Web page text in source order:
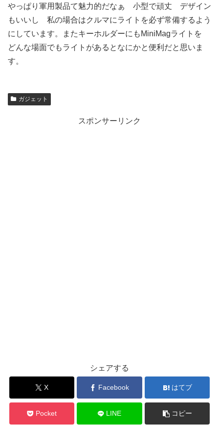
やっぱり軍用製品て魅力的だなぁ 小型で頑丈 デザイン
もいいし 私の場合はクルマにライトを必ず常備するよう
にしています。またキーホルダーにもMiniMagライトを
どんな場面でもライトがあるとなにかと便利だと思いま
す。
ガジェット
スポンサーリンク
シェアする
X Facebook はてブ
Pocket LINE コピー